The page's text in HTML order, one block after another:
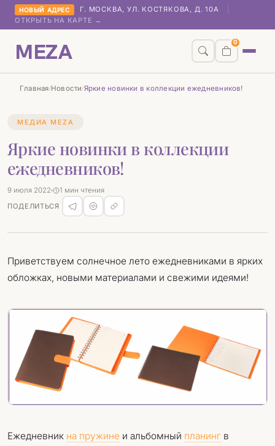
НОВЫЙ АДРЕС Г. МОСКВА, УЛ. КОСТЯКОВА, Д. 10А
ОТКРЫТЬ НА КАРТЕ →
MEZA 0
Главная/Новости/Яркие новинки в коллекции ежедневников!
МЕДИА MEZA
Яркие новинки в коллекции
ежедневников!
9 июля 2022
1 мин чтения
ПОДЕЛИТЬСЯ
Приветствуем солнечное лето ежедневниками в ярких
обложках, новыми материалами и свежими идеями!
Ежедневник на пружине и альбомный планинг в